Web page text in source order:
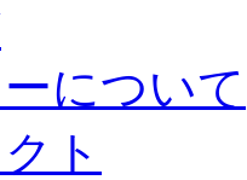
について
ト